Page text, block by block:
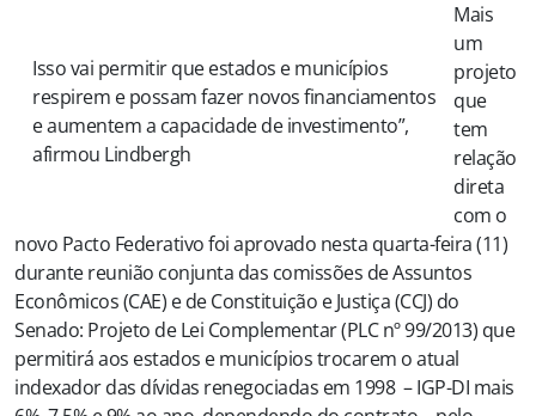
Isso vai permitir que estados e municípios
respirem e possam fazer novos financiamentos
e aumentem a capacidade de investimento”,
afirmou Lindbergh
Mais
um
projeto
que
tem
relação
direta
com o
novo Pacto Federativo foi aprovado nesta quarta-feira (11)
durante reunião conjunta das comissões de Assuntos
Econômicos (CAE) e de Constituição e Justiça (CCJ) do
Senado: Projeto de Lei Complementar (PLC nº 99/2013) que
permitirá aos estados e municípios trocarem o atual
indexador das dívidas renegociadas em 1998 – IGP-DI mais